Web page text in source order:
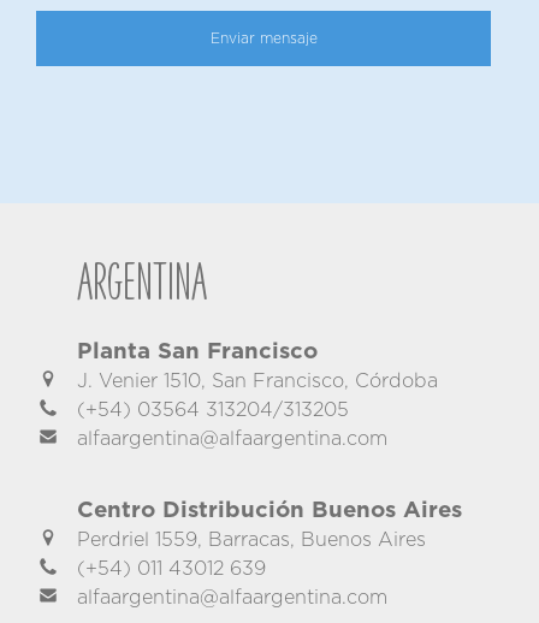
Argentina
Planta San Francisco
J. Venier 1510, San Francisco, Córdoba
(+54) 03564 313204/313205
alfaargentina@alfaargentina.com
Centro Distribución Buenos Aires
Perdriel 1559, Barracas, Buenos Aires
(+54) 011 43012 639
alfaargentina@alfaargentina.com